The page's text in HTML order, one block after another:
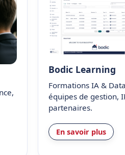
Bodic Learning
Formations IA &
équipes de gestion,
partenaires.
En savoir plus